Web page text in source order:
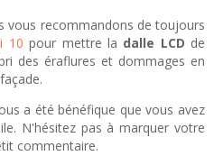
vous recommandons de toujours
10 pour mettre la dalle LCD de
des éraflures et dommages en
a été bénéfique que vous avez
N'hésitez pas à marquer votre
commentaire.